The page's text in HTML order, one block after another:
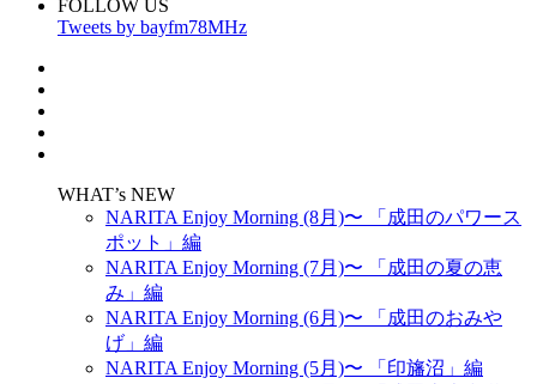
FOLLOW US
Tweets by bayfm78MHz
WHAT’s NEW
NARITA Enjoy Morning (8月)〜 「成田のパワース
ポット」編
NARITA Enjoy Morning (7月)〜 「成田の夏の恵
み」編
NARITA Enjoy Morning (6月)〜 「成田のおみや
げ」編
NARITA Enjoy Morning (5月)〜 「印旛沼」編